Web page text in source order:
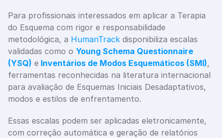
Para profissionais interessados em aplicar a Terapia
do Esquema com rigor e responsabilidade
metodológica, a HumanTrack disponibiliza escalas
validadas como o Young Schema Questionnaire
(YSQ) e Inventários de Modos Esquemáticos (SMI),
ferramentas reconhecidas na literatura internacional
para avaliação de Esquemas Iniciais Desadaptativos,
modos e estilos de enfrentamento.
Essas escalas podem ser aplicadas eletronicamente,
com correção automática e geração de relatórios